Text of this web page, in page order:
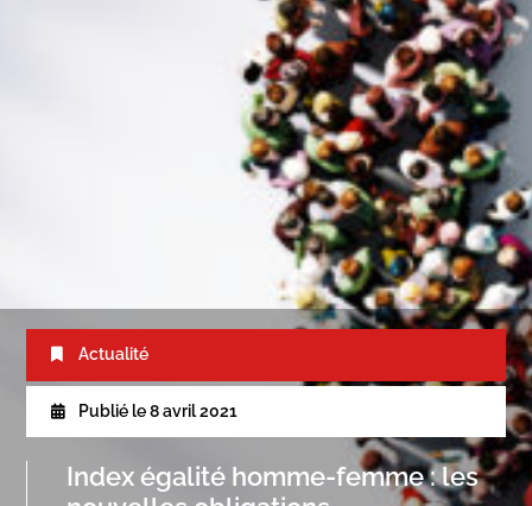
Actualité
Publié le 8 avril 2021
Index égalité homme-femme : les